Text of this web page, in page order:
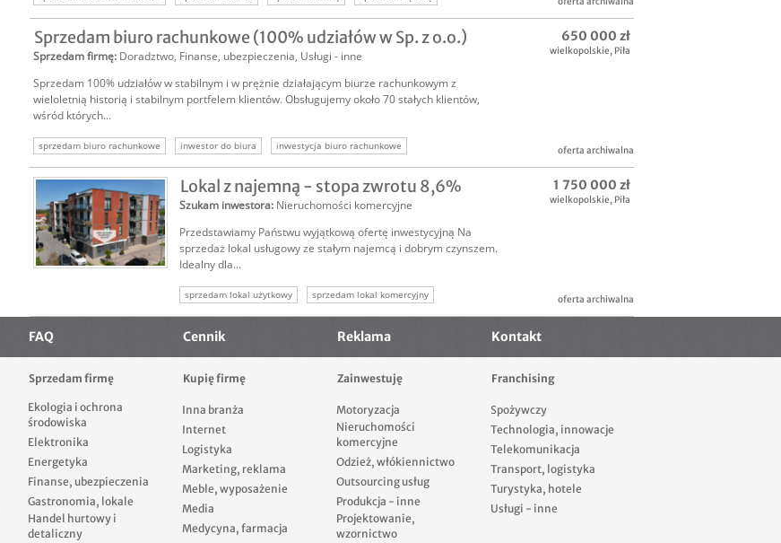
oferta sprzedaży biznesu
oferta sprzedaży firmy
Sprzedam biuro rachunkowe (100% udziałów w Sp. z o.o.)
Sprzedam firmę: Doradztwo, Finanse, ubezpieczenia, Usługi - inne
Sprzedam 100% udziałów w stabilnym i w prężnie działającym biurze rachunkowym z
wieloletnią historią i stabilnym portfelem klientów. Obsługujemy około 70 stałych klientów,
wśród których...
sprzedam biuro rachunkowe inwestor do biura
inwestycja biuro rachunkowe
sprzedam biznes
sprzedam firmę
650 000 zł
wielkopolskie, Piła
oferta archiwalna
Lokal z najemną - stopa zwrotu 8,6%
Szukam inwestora: Nieruchomości komercyjne
Przedstawiamy Państwu wyjątkową ofertę inwestycyjną Na
sprzedaż lokal usługowy ze stałym najemcą i dobrym czynszem.
Idealny dla...
sprzedam lokal użytkowy
sprzedam lokal komercyjny
lokale komercyjne
nieruchomości komercyjne
1 750 000 zł
wielkopolskie, Piła
oferta archiwalna
FAQ Cennik Reklama Kontakt
Sprzedam firmę Kupię firmę Zainwestuję Franchising
Ekologia i ochrona
środowiska
Elektronika
Energetyka
Finanse, ubezpieczenia
Gastronomia, lokale
Handel hurtowy i
detaliczny
Inna branża
Internet
Logistyka
Marketing, reklama
Meble, wyposażenie
Media
Medycyna, farmacja
Motoryzacja
Nieruchomości
komercyjne
Odzież, włókiennictwo
Outsourcing usług
Produkcja - inne
Projektowanie,
wzornictwo
Spożywczy
Technologia, innowacje
Telekomunikacja
Transport, logistyka
Turystyka, hotele
Usługi - inne